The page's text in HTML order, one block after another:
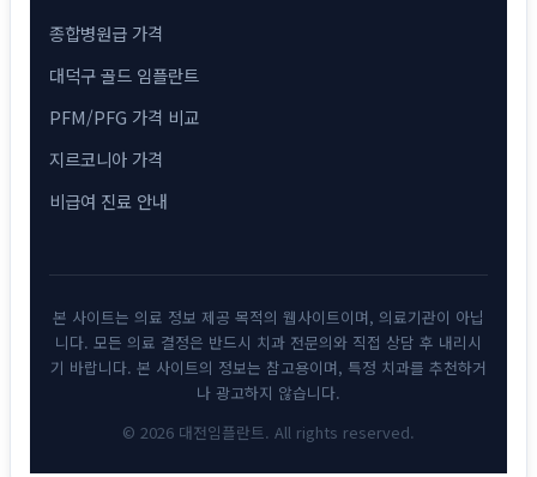
종합병원급 가격
대덕구 골드 임플란트
PFM/PFG 가격 비교
지르코니아 가격
비급여 진료 안내
본 사이트는 의료 정보 제공 목적의 웹사이트이며, 의료기관이 아닙
니다. 모든 의료 결정은 반드시 치과 전문의와 직접 상담 후 내리시
기 바랍니다. 본 사이트의 정보는 참고용이며, 특정 치과를 추천하거
나 광고하지 않습니다.
© 2026 대전임플란트. All rights reserved.